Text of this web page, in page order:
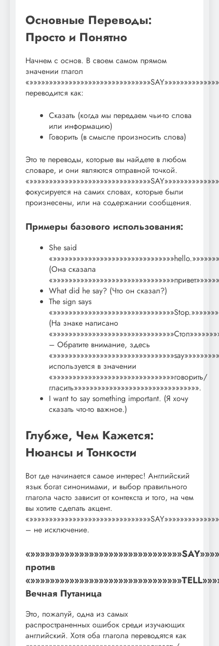
Основные Переводы:
Просто и Понятно
Начнем с основ. В своем самом прямом
значении глагол
переводится как:
Сказать (когда мы передаем чьи-то слова
или информацию)
Говорить (в смысле произносить слова)
Это те переводы, которые вы найдете в любом
словаре, и они являются отправной точкой.
фокусируется на самих словах, которые были
произнесены, или на содержании сообщения.
Примеры базового использования:
She said
(Она сказала
What did he say? (Что он сказал?)
The sign says
(На знаке написано
– Обратите внимание, здесь
используется в значении
«»»»»»»»»»»»»»»»»»»»»»»»»»»»»»»»говорить/
гласить»»»»»»»»»»»»»»»»»»»»»»»»»»»»»»»».
I want to say something important. (Я хочу
сказать что-то важное.)
Глубже, Чем Кажется:
Нюансы и Тонкости
Вот где начинается самое интерес! Английский
язык богат синонимами, и выбор правильного
глагола часто зависит от контекста и того, на чем
вы хотите сделать акцент.
– не исключение.
против
Вечная Путаница
Это, пожалуй, одна из самых
распространенных ошибок среди изучающих
английский. Хотя оба глагола переводятся как